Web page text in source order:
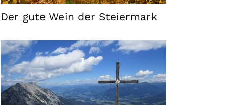
Der gute Wein der Steiermark